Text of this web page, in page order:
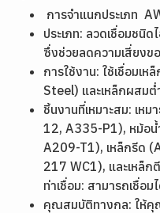
การจำแนกประเภท
ประเภท: ลวดเชื่อมชนิ
ซึ่งช่วยลดความเสี่ยงข
การใช้งาน: ใช้เชื่อมเ
Steel) และเหล็กผสม
ชิ้นงานที่เหมาะสม: เหม
12, A335-P1), หม้อน้
A209-T1), เหล็กรีด
217 WC1), และเหล็
ท่าเชื่อม: สามารถเชื่อม
คุณสมบัติทางกล: ให้